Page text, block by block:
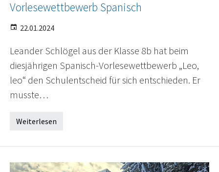
Vorlesewettbewerb Spanisch
22.01.2024
Leander Schlögel aus der Klasse 8b hat beim
diesjährigen Spanisch-Vorlesewettbewerb „Leo,
leo“ den Schulentscheid für sich entschieden. Er
musste…
Weiterlesen